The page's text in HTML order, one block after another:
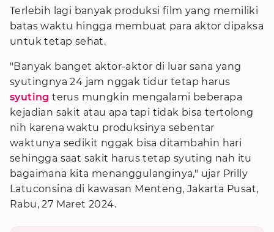
Terlebih lagi banyak produksi film yang memiliki
batas waktu hingga membuat para aktor dipaksa
untuk tetap sehat.
"Banyak banget aktor-aktor di luar sana yang
syutingnya 24 jam nggak tidur tetap harus
syuting terus mungkin mengalami beberapa
kejadian sakit atau apa tapi tidak bisa tertolong
nih karena waktu produksinya sebentar
waktunya sedikit nggak bisa ditambahin hari
sehingga saat sakit harus tetap syuting nah itu
bagaimana kita menanggulanginya," ujar Prilly
Latuconsina di kawasan Menteng, Jakarta Pusat,
Rabu, 27 Maret 2024.